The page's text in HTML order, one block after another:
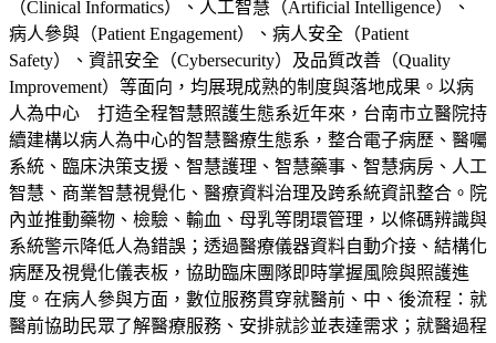
（Clinical Informatics）、人工智慧（Artificial Intelligence）、
病人參與（Patient Engagement）、病人安全（Patient
Safety）、資訊安全（Cybersecurity）及品質改善（Quality
Improvement）等面向，均展現成熟的制度與落地成果。以病
人為中心 打造全程智慧照護生態系近年來，台南市立醫院持
續建構以病人為中心的智慧醫療生態系，整合電子病歷、醫囑
系統、臨床決策支援、智慧護理、智慧藥事、智慧病房、人工
智慧、商業智慧視覺化、醫療資料治理及跨系統資訊整合。院
內並推動藥物、檢驗、輸血、母乳等閉環管理，以條碼辨識與
系統警示降低人為錯誤；透過醫療儀器資料自動介接、結構化
病歷及視覺化儀表板，協助臨床團隊即時掌握風險與照護進
度。在病人參與方面，數位服務貫穿就醫前、中、後流程：就
醫前協助民眾了解醫療服務、安排就診並表達需求；就醫過程